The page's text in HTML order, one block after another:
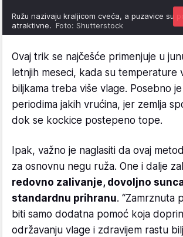
Ružu nazivaju kraljicom cveća, a puzavice su
atraktivne. Foto: Shutterstock
Ovaj trik se najčešće primenjuje u
letnjih meseci, kada su temperature
biljkama treba više vlage. Posebno
periodima jakih vrućina, jer zemlja
dok se kockice postepeno tope.
Ipak, važno je naglasiti da ovaj
za osnovnu negu ruža. One i dalje
redovno zalivanje, dovoljno
standardnu prihranu. “Zamrznuta
biti samo dodatna pomoć koja
održavanju vlage i zdravijem rastu